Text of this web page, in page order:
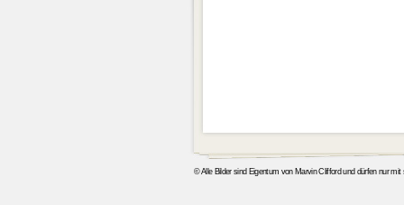
© Alle Bilder sind Eigentum von Marvin Clifford und dürfen nur